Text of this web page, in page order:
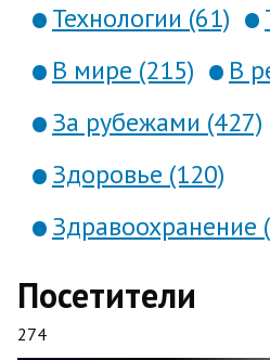
Технологии (61)
В мире (215)
В
За рубежами (427)
Здоровье (120)
Здравоохранение
Посетители
274